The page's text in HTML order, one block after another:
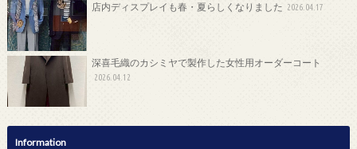
店内ディスプレイも春・夏らしくなりました 2026.04.17
深喜毛織のカシミヤで製作した女性用オーダーコート
2026.04.12
Information